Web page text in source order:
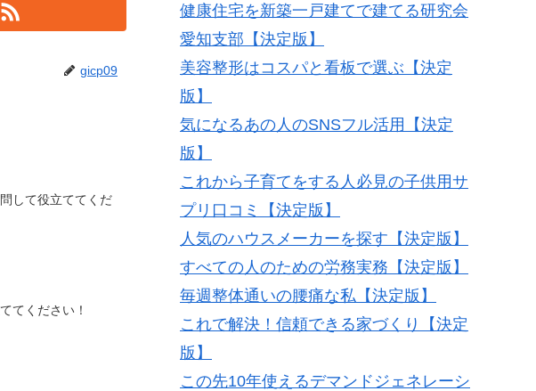
gicp09
して役立ててくだ
てください！
健康住宅を新築一戸建てで建てる研究会
愛知支部【決定版】
美容整形はコスパと看板で選ぶ【決定
版】
気になるあの人のSNSフル活用【決定
版】
これから子育てをする人必見の子供用サ
プリ口コミ【決定版】
人気のハウスメーカーを探す【決定版】
すべての人のための労務実務【決定版】
毎週整体通いの腰痛な私【決定版】
これで解決！信頼できる家づくり【決定
版】
この先10年使えるデマンドジェネレーシ